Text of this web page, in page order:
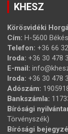
KHESZ
Körösvidéki
Cím: H-5600
Telefon: +36 66
Iroda: +36 30 478
E-mail:
Iroda: +36 30 478
Adószám:
Bankszámla:
Bírósági
Törvényszék)
Bírósági